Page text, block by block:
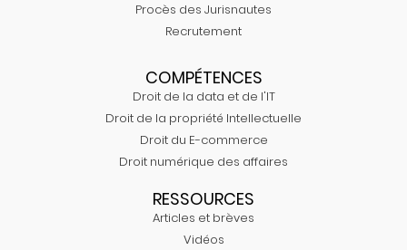
Procès des Jurisnautes
Recrutement
COMPÉTENCES
Droit de la data et de l'IT
Droit de la propriété Intellectuelle
Droit du E-commerce
Droit numérique des affaires
RESSOURCES
Articles et brèves
Vidéos